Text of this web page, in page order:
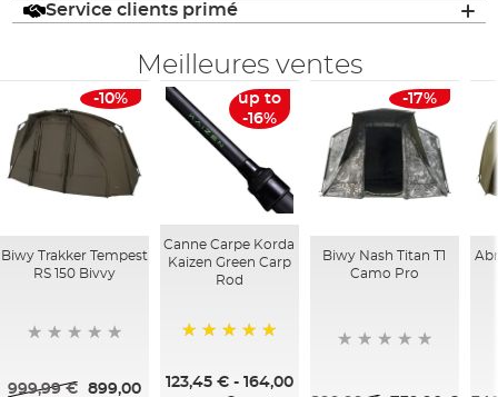
Service clients primé
Meilleures ventes
-10%
Biwy Trakker Tempest
RS 150 Bivvy
999,99 € 899,00
up to
-16%
Canne Carpe Korda
Kaizen Green Carp
Rod
123,45 €- 164,00
-17%
Biwy Nash Titan T1
Camo Pro